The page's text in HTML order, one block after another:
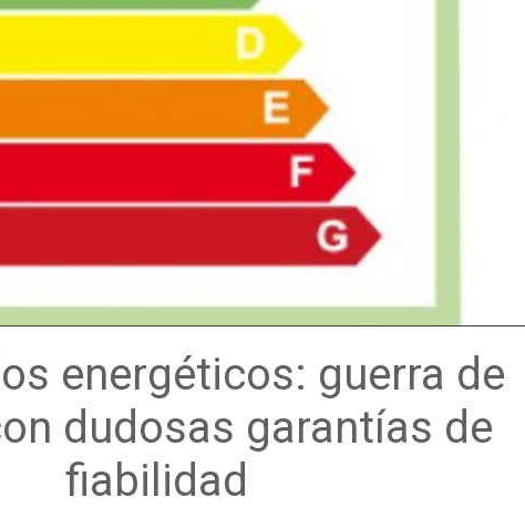
energéticos: guerra de
dudosas garantías de
fiabilidad